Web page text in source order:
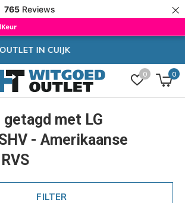
765 Reviews ×
0 0
Zeer hoge korting
getagd met LG
- Amerikaanse
FILTER